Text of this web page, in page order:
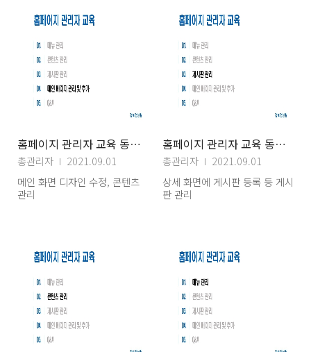
홈페이지 관리자 교육 동영상 자료(4) 메인페이지관리
총관리자
2021.09.01
메인 화면 디자인 수정, 콘텐츠
관리
홈페이지 관리자 교육 동영상 자료(3) 게시판관리
총관리자
2021.09.01
상세 화면에 게시판 등록 등 게시
판 관리